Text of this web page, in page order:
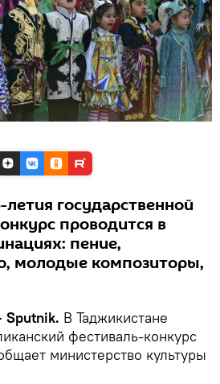
государственной
проводится в
пение,
молодые композиторы,
В Таджикистане
фестиваль-конкурс
министерство культуры